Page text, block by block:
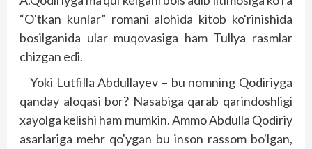
“O'tkan kunlar” romani alohida kitob ko'rinishida
bosilganida ular muqovasiga ham Tullya rasmlar
chizgan edi.
Yoki Lutfilla Abdullayev – bu nomning Qodiriyga
qanday aloqasi bor? Nasabiga qarab qarindoshligi
xayolga kelishi ham mumkin. Ammo Abdulla Qodiriy
asarlariga mehr qo'ygan bu inson rassom bo'lgan,